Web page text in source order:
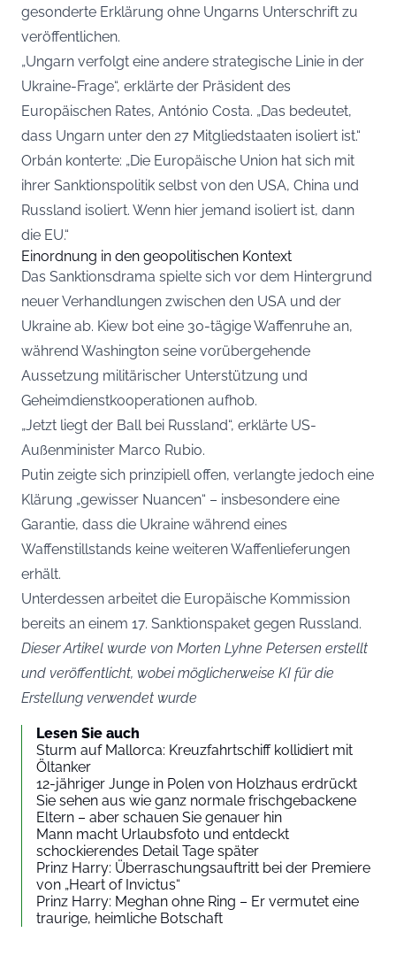
gesonderte Erklärung ohne Ungarns Unterschrift zu
veröffentlichen.
„Ungarn verfolgt eine andere strategische Linie in der
Ukraine-Frage“, erklärte der Präsident des
Europäischen Rates, António Costa. „Das bedeutet,
dass Ungarn unter den 27 Mitgliedstaaten isoliert ist.“
Orbán konterte: „Die Europäische Union hat sich mit
ihrer Sanktionspolitik selbst von den USA, China und
Russland isoliert. Wenn hier jemand isoliert ist, dann
die EU.“
Einordnung in den geopolitischen Kontext
Das Sanktionsdrama spielte sich vor dem Hintergrund
neuer Verhandlungen zwischen den USA und der
Ukraine ab. Kiew bot eine 30-tägige Waffenruhe an,
während Washington seine vorübergehende
Aussetzung militärischer Unterstützung und
Geheimdienstkooperationen aufhob.
„Jetzt liegt der Ball bei Russland“, erklärte US-
Außenminister Marco Rubio.
Putin zeigte sich prinzipiell offen, verlangte jedoch eine
Klärung „gewisser Nuancen“ – insbesondere eine
Garantie, dass die Ukraine während eines
Waffenstillstands keine weiteren Waffenlieferungen
erhält.
Unterdessen arbeitet die Europäische Kommission
bereits an einem 17. Sanktionspaket gegen Russland.
Dieser Artikel wurde von Morten Lyhne Petersen erstellt
und veröffentlicht, wobei möglicherweise KI für die
Erstellung verwendet wurde
Lesen Sie auch
Sturm auf Mallorca: Kreuzfahrtschiff kollidiert mit
Öltanker
12-jähriger Junge in Polen von Holzhaus erdrückt
Sie sehen aus wie ganz normale frischgebackene
Eltern – aber schauen Sie genauer hin
Mann macht Urlaubsfoto und entdeckt
schockierendes Detail Tage später
Prinz Harry: Überraschungsauftritt bei der Premiere
von „Heart of Invictus“
Prinz Harry: Meghan ohne Ring – Er vermutet eine
traurige, heimliche Botschaft